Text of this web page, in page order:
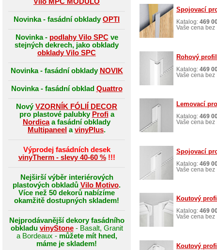
Spojovací
Katalog: 469
Vaše cena bez
Rohový
Katalog: 469
Vaše cena bez
Lemovací
Katalog: 469
Vaše cena bez
Spojovací
Katalog: 469
Vaše cena bez
Koutový
Katalog: 469
Vaše cena bez
Koutový
Novinka - fasádní obklady OPTI
Novinka - podlahy Vilo SPCve
stejných dekrech, jako obklady
obklady Vilo SPC
Novinka - fasádní obklady NOVIK
Novinka - fasádní obklad Quattro
Nový VZORNÍK FÓLIÍ DECOR
pro plastové palubky Profia
Nordicaa fasádní obklady
Multipaneel avinyPlus.
Výprodej fasádních desek
vinyTherm - slevy 40-60 %!!!
Nejširší výběr interiérových
plastových obkladů Vilo Motivo.
Více než 50 dekorů nabízíme
okamžitě dostupných skladem!
Nejprodávanější dekory fasádního
obkladu vinyStone- Basalt, Granit
a Bordeaux - můžete mít hned,
máme je skladem!